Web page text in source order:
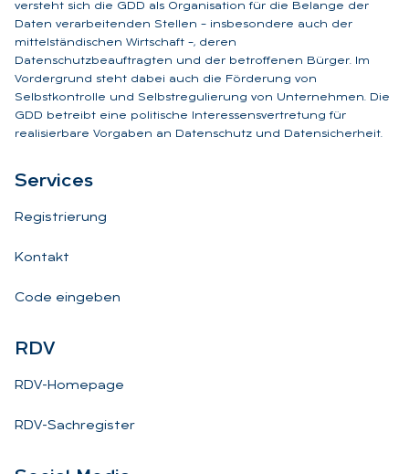
versteht sich die GDD als Organisation für die Belange der
Daten verarbeitenden Stellen – insbesondere auch der
mittelständischen Wirtschaft –, deren
Datenschutzbeauftragten und der betroffenen Bürger. Im
Vordergrund steht dabei auch die Förderung von
Selbstkontrolle und Selbstregulierung von Unternehmen. Die
GDD betreibt eine politische Interessensvertretung für
realisierbare Vorgaben an Datenschutz und Datensicherheit.
Ser­vices
Registrierung
Kontakt
Code eingeben
RDV
RDV-Homepage
RDV-Sachregister